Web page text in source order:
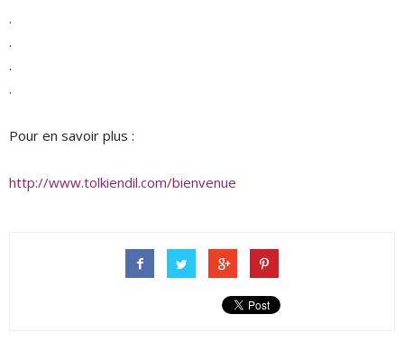
.
.
.
.
Pour en savoir plus :
http://www.tolkiendil.com/bienvenue